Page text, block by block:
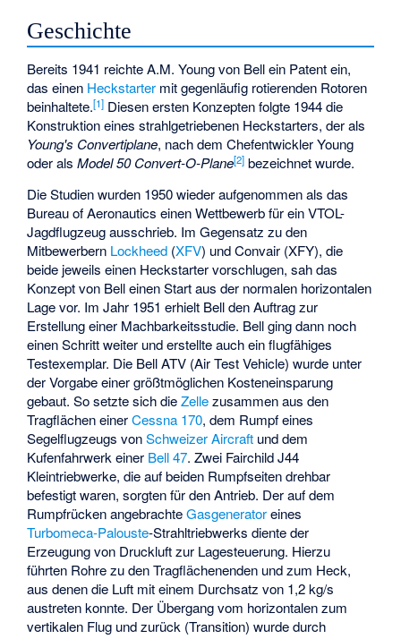
Geschichte
Bereits 1941 reichte A.M. Young von Bell ein Patent ein,
das einen Heckstarter mit gegenläufig rotierenden Rotoren
beinhaltete.[1] Diesen ersten Konzepten folgte 1944 die
Konstruktion eines strahlgetriebenen Heckstarters, der als
Young's Convertiplane, nach dem Chefentwickler Young
oder alsModel 50 Convert-O-Plane[2] bezeichnet wurde.
Die Studien wurden 1950 wieder aufgenommen als das
Bureau of Aeronautics einen Wettbewerb für ein VTOL-
Jagdflugzeug ausschrieb. Im Gegensatz zu den
Mitbewerbern Lockheed (XFV) und Convair (XFY), die
beide jeweils einen Heckstarter vorschlugen, sah das
Konzept von Bell einen Start aus der normalen horizontalen
Lage vor. Im Jahr 1951 erhielt Bell den Auftrag zur
Erstellung einer Machbarkeitsstudie. Bell ging dann noch
einen Schritt weiter und erstellte auch ein flugfähiges
Testexemplar. Die Bell ATV (Air Test Vehicle) wurde unter
der Vorgabe einer größtmöglichen Kosteneinsparung
gebaut. So setzte sich dieZellezusammen aus den
Tragflächen einerCessna 170, dem Rumpf eines
Segelflugzeugs vonSchweizer Aircraft und dem
Kufenfahrwerk einer Bell 47. Zwei Fairchild J44
Kleintriebwerke, die auf beiden Rumpfseiten drehbar
befestigt waren, sorgten für den Antrieb. Der auf dem
Rumpfrücken angebrachteGasgeneratoreines
Turbomeca-Palouste-Strahltriebwerks diente der
Erzeugung von Druckluft zur Lagesteuerung. Hierzu
führten Rohre zu den Tragflächenenden und zum Heck,
aus denen die Luft mit einem Durchsatz von 1,2 kg/s
austreten konnte. Der Übergang vom horizontalen zum
vertikalen Flug und zurück (Transition) wurde durch